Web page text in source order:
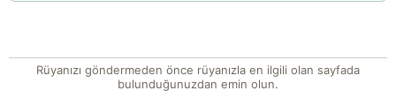
Rüyanızı göndermeden önce rüyanızla en ilgili olan sayfada
bulunduğunuzdan emin olun.